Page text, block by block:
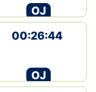
OJ
00:26:44
OJ